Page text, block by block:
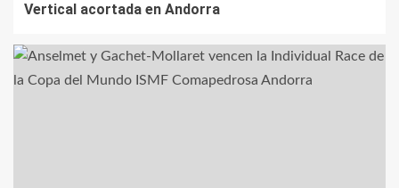
Vertical acortada en Andorra